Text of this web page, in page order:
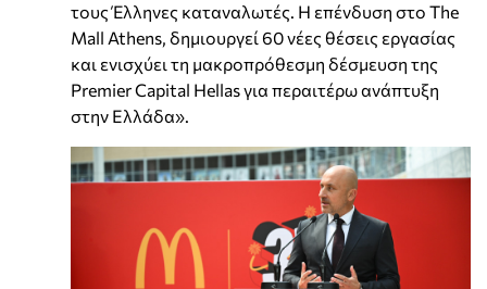
τους Έλληνες καταναλωτές. Η επένδυση στο The
Mall Athens, δημιουργεί 60 νέες θέσεις εργασίας
και ενισχύει τη μακροπρόθεσμη δέσμευση της
Premier Capital Hellas για περαιτέρω ανάπτυξη
στην Ελλάδα».